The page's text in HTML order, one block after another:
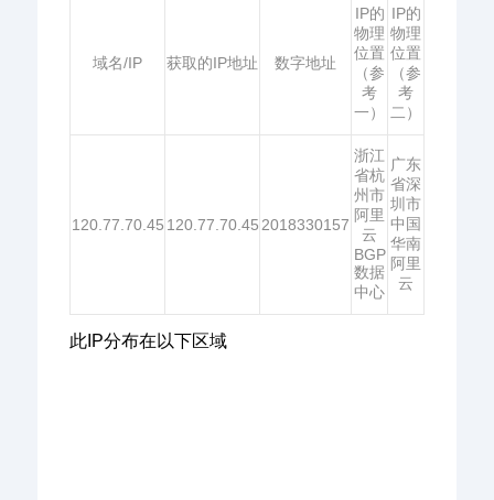
域名/IP 获取的IP地址 数字地址
IP的
物理
位置
（参
考
一）
IP的
物理
位置
（参
考
二）
120.77.70.45 120.77.70.45 2018330157
浙江
省杭
州市
阿里
云
BGP
数据
中心
广东
省深
圳市
中国
华南
阿里
云
此IP分布在以下区域